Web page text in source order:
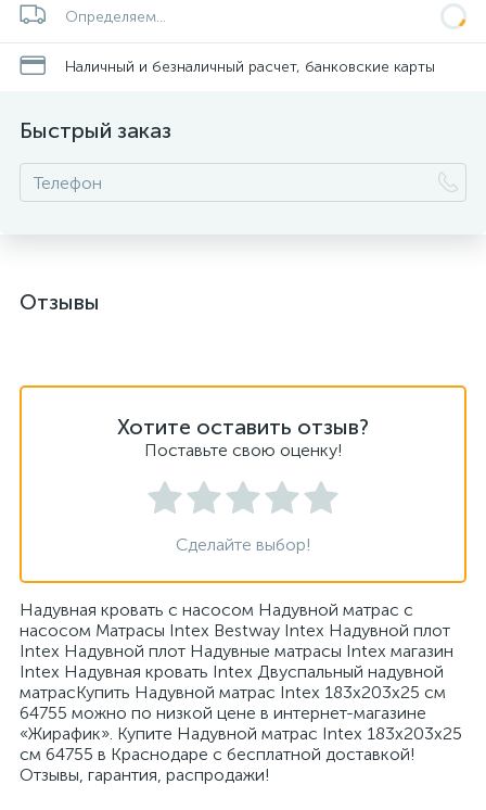
Определяем...
Наличный и безналичный расчет, банковские карты
Быстрый заказ
Отзывы
Хотите оставить отзыв?
Поставьте свою оценку!
Сделайте выбор!
Надувная кровать с насосом Надувной матрас с
насосом Матрасы Intex Bestway Intex Надувной плот
Intex Надувной плот Надувные матрасы Intex магазин
Intex Надувная кровать Intex Двуспальный надувной
матрасКупить Надувной матрас Intex 183x203x25 см
64755 можно по низкой цене в интернет-магазине
«Жирафик». Купите Надувной матрас Intex 183x203x25
см 64755 в Краснодаре с бесплатной доставкой!
Отзывы, гарантия, распродажи!